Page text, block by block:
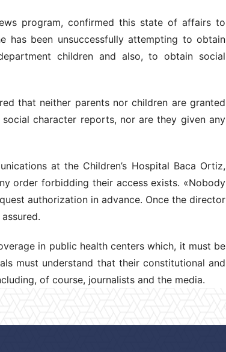
program, confirmed this state of affairs to
has been unsuccessfully attempting to obtain
children and also, to obtain social
that neither parents nor children are granted
character reports, nor are they given any
at the Children’s Hospital Baca Ortiz,
order forbidding their access exists. «Nobody
authorization in advance. Once the director
in public health centers which, it must be
must understand that their constitutional and
of course, journalists and the media.